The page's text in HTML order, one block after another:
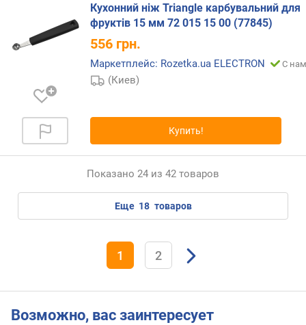
Кухонний ніж Triangle карбувальний для
фруктів 15 мм 72 015 15 00 (77845)
556 грн.
Маркетплейс: Rozetka.ua ELECTRON С
(Киев)
Купить!
Показано 24 из 42 товаров
еще 18 товаров
1 2
Возможно, вас заинтересует